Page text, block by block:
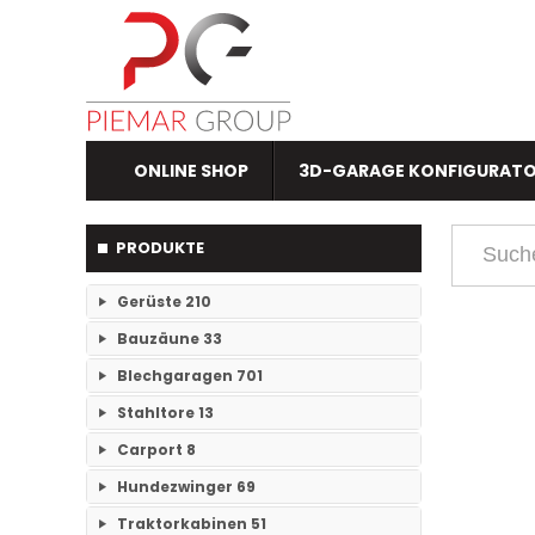
ONLINE SHOP 3D-GARAGE
PRODUKTE
Gerüste 210
RAM- 1 Gerüst Breite 73 109
RAM-2 Gerüst Breite 70 101
Bauzäune 33
Einzelteile Bauzäune 7
Bauzäune SET 26
Blechgaragen 701
Einzelgaragen 89
Doppelgaragen 59
3-Fachgaragen
Stahltore13
Keine Unterkategorien
Carport 8
Keine Unterkategorien
Hundezwinger 69
Keine Unterkategorien
Traktorkabinen 51